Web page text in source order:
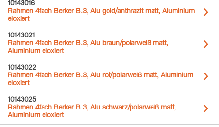
10143016
Rahmen 4fach Berker B.3, Alu gold/anthrazit matt, Aluminium
eloxiert
10143021
Rahmen 4fach Berker B.3, Alu braun/polarweiß matt,
Aluminium eloxiert
10143022
Rahmen 4fach Berker B.3, Alu rot/polarweiß matt, Aluminium
eloxiert
10143025
Rahmen 4fach Berker B.3, Alu schwarz/polarweiß matt,
Aluminium eloxiert